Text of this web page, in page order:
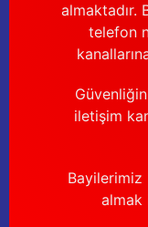
almaktadır.
telefon
iletişim
almak